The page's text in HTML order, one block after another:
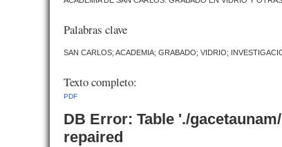
Palabras clave
SAN CARLOS; ACADEMIA; GRABADO; VIDRIO;
Texto completo:
PDF
DB Error: Table './
repaired